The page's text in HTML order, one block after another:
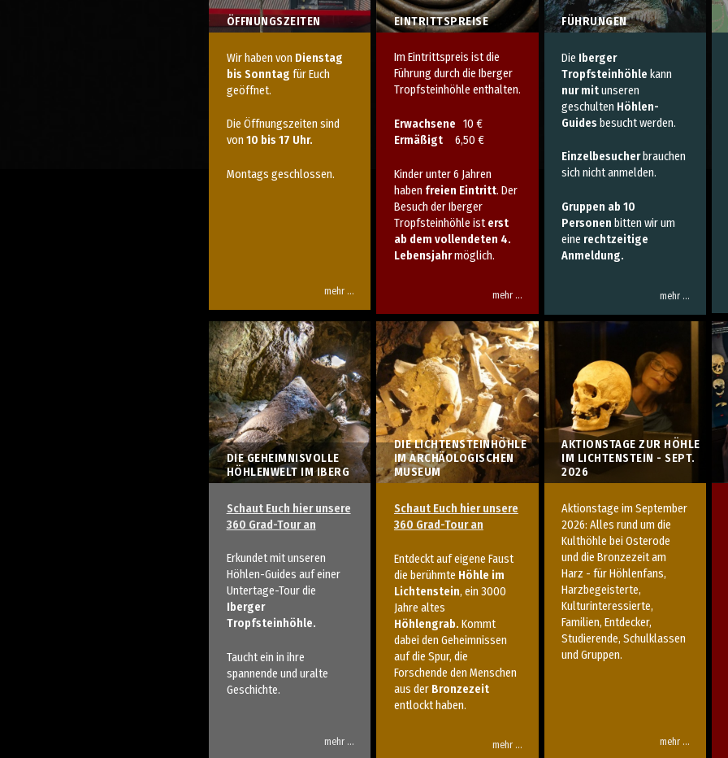
ÖFFNUNGSZEITEN
Wir haben von Dienstag
bis Sonntag für Euch
geöffnet.
Die Öffnungszeiten sind
von 10 bis 17 Uhr.
Montags geschlossen.
mehr …
EINTRITTSPREISE
Im Eintrittspreis ist die
Führung durch die Iberger
Tropfsteinhöhle enthalten.
Erwachsene 10 €
Ermäßigt 6,50 €
Kinder unter 6 Jahren
haben freien Eintritt. Der
Besuch der Iberger
Tropfsteinhöhle isterst
ab dem vollendeten 4.
Lebensjahrmöglich.
mehr …
FÜHRUNGEN
Die Iberger
Tropfsteinhöhle kann
nur mitunseren
geschulten Höhlen-
Guides besucht werden.
Einzelbesucherbrauchen
sich nicht anmelden.
Gruppen ab 10
Personen bitten wir um
eine rechtzeitige
Anmeldung.
mehr …
DIE GEHEIMNISVOLLE
HÖHLENWELT IM IBERG
Schaut Euch hier unsere
360 Grad-Tour an
Erkundet mit unseren
Höhlen-Guides auf einer
Untertage-Tour die
Iberger
Tropfsteinhöhle.
Taucht ein in ihre
spannende und uralte
Geschichte.
mehr …
DIE LICHTENSTEINHÖHLE
IM ARCHÄOLOGISCHEN
MUSEUM
Schaut Euch hier unsere
360 Grad-Tour an
Entdeckt auf eigene Faust
die berühmte Höhle im
Lichtenstein, ein 3000
Jahre altes
Höhlengrab. Kommt
dabei den Geheimnissen
auf die Spur, die
Forschende den Menschen
aus der Bronzezeit
entlockt haben.
mehr …
AKTIONSTAGE ZUR HÖHLE
IM LICHTENSTEIN - SEPT.
2026
Aktionstage im September
2026: Allesrund um die
Kulthöhle bei Osterode
und die Bronzezeit am
Harz - für Höhlenfans,
Harzbegeisterte,
Kulturinteressierte,
Familien, Entdecker,
Studierende, Schulklassen
und Gruppen.
mehr …